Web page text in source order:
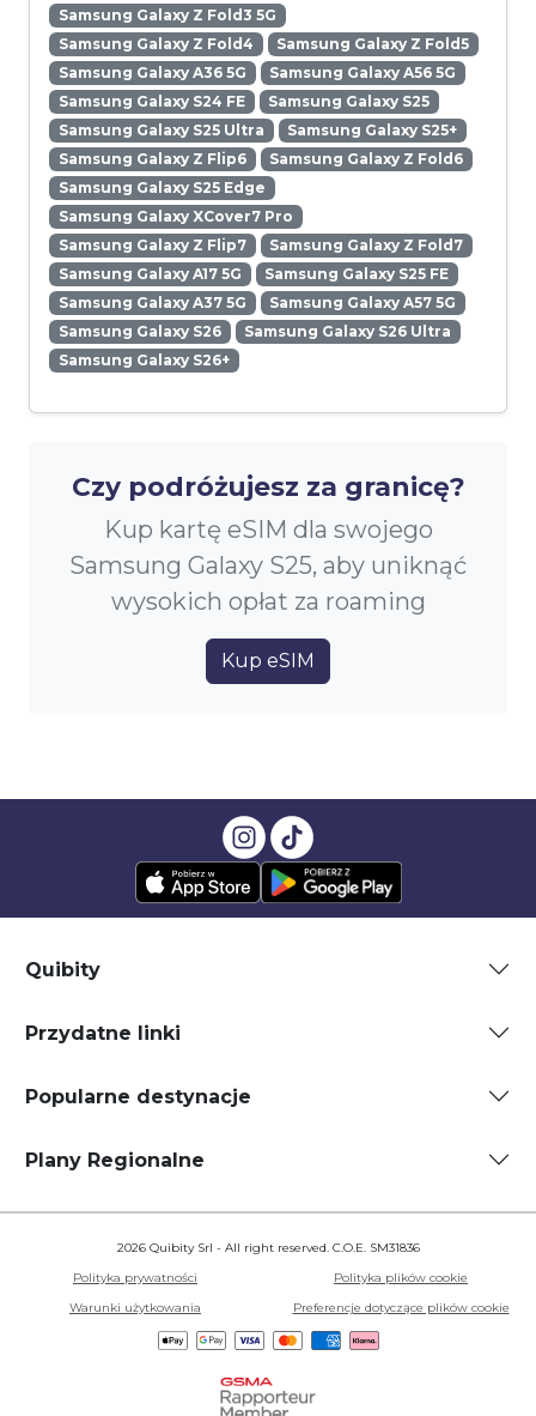
Samsung Galaxy Z Fold3 5G
Samsung Galaxy Z Fold4
Samsung Galaxy Z Fold5
Samsung Galaxy A36 5G
Samsung Galaxy A56 5G
Samsung Galaxy S24 FE
Samsung Galaxy S25
Samsung Galaxy S25 Ultra
Samsung Galaxy S25+
Samsung Galaxy Z Flip6
Samsung Galaxy Z Fold6
Samsung Galaxy S25 Edge
Samsung Galaxy XCover7 Pro
Samsung Galaxy Z Flip7
Samsung Galaxy Z Fold7
Samsung Galaxy A17 5G
Samsung Galaxy S25 FE
Samsung Galaxy A37 5G
Samsung Galaxy A57 5G
Samsung Galaxy S26
Samsung Galaxy S26 Ultra
Samsung Galaxy S26+
Czy podróżujesz za granicę?
Kup kartę eSIM dla swojego
Samsung Galaxy S25, aby uniknąć
wysokich opłat za roaming
Kup eSIM
Quibity
Przydatne linki
Popularne destynacje
Plany Regionalne
2026 Quibity Srl - All right reserved. C.O.E. SM31836
Polityka prywatności
Polityka plików cookie
Warunki użytkowania
Preferencje dotyczące plików cookie